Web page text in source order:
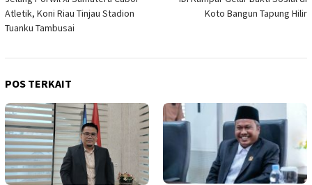
pos
Atletik, Koni Riau Tinjau Stadion
Tuanku Tambusai
Koto Bangun Tapung Hilir
POS TERKAIT